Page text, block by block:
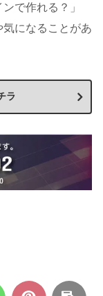
で作れる？」
気になることがあ
ラ